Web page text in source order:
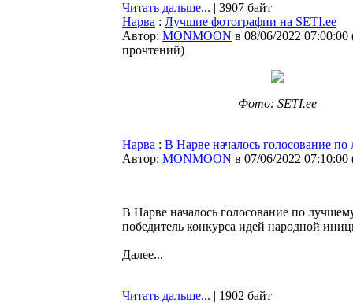
Читать дальше... | 3907 байт
Нарва : Лучшие фотографии на SETI.ee
Автор: MONMOON в 08/06/2022 07:00:00
прочтений)
Фото: SETI.ee
Нарва : В Нарве началось голосование
Автор: MONMOON в 07/06/2022 07:10:00
В Нарве началось голосование по
победитель конкурса идей народной
Далее...
Читать дальше... | 1902 байт